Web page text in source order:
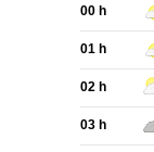
00 h
01 h
02 h
03 h